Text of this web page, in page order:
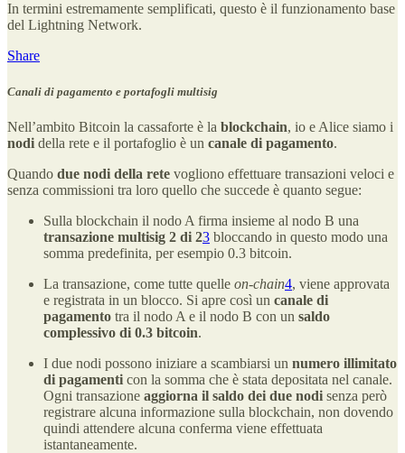
In termini estremamente semplificati, questo è il funzionamento base
del Lightning Network.
Share
Canali di pagamento e portafogli multisig
Nell’ambito Bitcoin la cassaforte è la blockchain, io e Alice siamo i
nodi della rete e il portafoglio è un canale di pagamento.
Quando due nodi della rete vogliono effettuare transazioni veloci e
senza commissioni tra loro quello che succede è quanto segue:
Sulla blockchain il nodo A firma insieme al nodo B una
transazione multisig 2 di 23 bloccando in questo modo una
somma predefinita, per esempio 0.3 bitcoin.
La transazione, come tutte quelle on-chain4, viene approvata
e registrata in un blocco. Si apre così un canale di
pagamento tra il nodo A e il nodo B con un saldo
complessivo di 0.3 bitcoin.
I due nodi possono iniziare a scambiarsi un numero illimitato
di pagamenti con la somma che è stata depositata nel canale.
Ogni transazione aggiorna il saldo dei due nodi senza però
registrare alcuna informazione sulla blockchain, non dovendo
quindi attendere alcuna conferma viene effettuata
istantaneamente.